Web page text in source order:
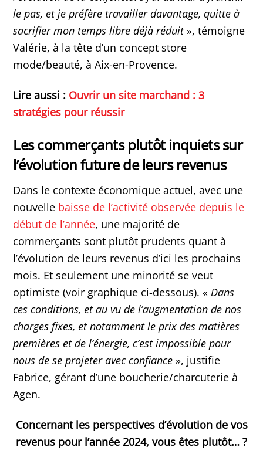
le pas, et je préfère travailler davantage, quitte à
sacrifier mon temps libre déjà réduit», témoigne
Valérie, à la tête d’un concept store
mode/beauté, à Aix-en-Provence.
Lire aussi : Ouvrir un site marchand : 3
stratégies pour réussir
Les commerçants plutôt inquiets sur
l’évolution future de leurs revenus
Dans le contexte économique actuel, avec une
nouvelle baisse de l’activité observée depuis le
début de l’année, une majorité de
commerçants sont plutôt prudents quant à
l’évolution de leurs revenus d’ici les prochains
mois. Et seulement une minorité se veut
optimiste (voir graphique ci-dessous). « Dans
ces conditions, et au vu de l’augmentation de nos
charges fixes, et notamment le prix des matières
premières et de l’énergie, c’est impossible pour
nous de se projeter avec confiance », justifie
Fabrice, gérant d’une boucherie/charcuterie à
Agen.
Concernant les perspectives d’évolution de vos
revenus pour l’année 2024, vous êtes plutôt… ?